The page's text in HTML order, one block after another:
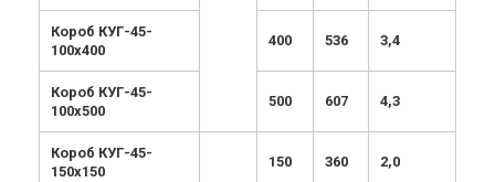
Короб КУГ-45-
100х400
400 536 3,4
Короб КУГ-45-
100х500
500 607 4,3
Короб КУГ-45-
150х150
150 360 2,0